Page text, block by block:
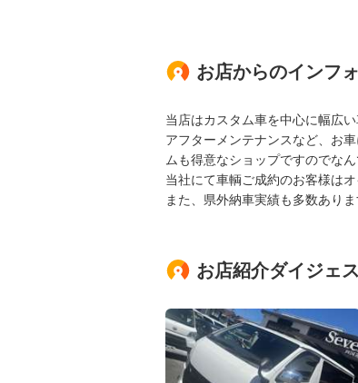
お店からのインフ
当店はカスタム車を中心に幅広
アフターメンテナンスなど、お
ムも得意なショップですのでなん
当社にて車輌ご成約のお客様は
また、県外納車実績も多数あり
お店紹介ダイジェ